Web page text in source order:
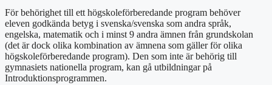
För behörighet till ett högskoleförberedande program behöver
eleven godkända betyg i svenska/svenska som andra språk,
engelska, matematik och i minst 9 andra ämnen från grundskolan
(det är dock olika kombination av ämnena som gäller för olika
högskoleförberedande program). Den som inte är behörig till
gymnasiets nationella program, kan gå utbildningar på
Introduktionsprogrammen.